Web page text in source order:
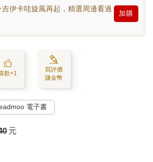
伊卡哇旋風再起，精選周邊看過
加購
歡+1
寫評價
賺金幣
電子書
元